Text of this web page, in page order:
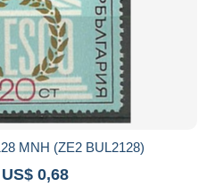
MNH (ZE2 BUL2128)
0,68